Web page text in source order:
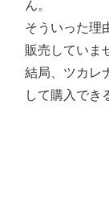
ん。
そういった理
販売していま
結局、ツカレ
して購入でき